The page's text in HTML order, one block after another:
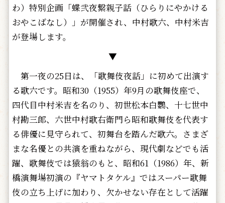
わ）特別企画「蝶弐夜繋親子話（ひらりにやかける
おやこばなし）」が開催され、中村歌六、中村米吉
が登場します。
▼
第一夜の25日は、「歌舞伎夜話」に初めて出演す
る歌六です。昭和30（1955）年9月の歌舞伎座で、
四代目中村米吉を名のり、初世松本白鸚、十七世中
村勘三郎、六世中村歌右衛門ら昭和歌舞伎を代表す
る俳優に見守られて、初舞台を踏んだ歌六。さまざ
まな名優との共演を重ねながら、現代劇などでも活
躍、歌舞伎では猿翁のもと、昭和61（1986）年、新
橋演舞場初演の『ヤマトタケル』ではスーパー歌舞
伎の立ち上げに加わり、欠かせない存在として活躍